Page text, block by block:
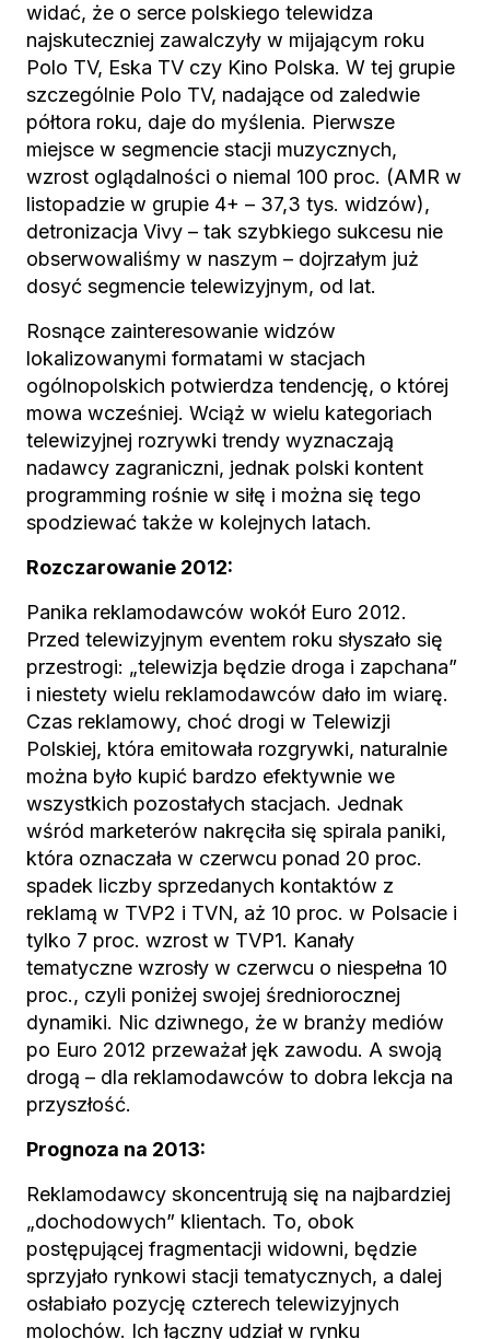
widać, że o serce polskiego telewidza
najskuteczniej zawalczyły w mijającym roku
Polo TV, Eska TV czy Kino Polska. W tej grupie
szczególnie Polo TV, nadające od zaledwie
półtora roku, daje do myślenia. Pierwsze
miejsce w segmencie stacji muzycznych,
wzrost oglądalności o niemal 100 proc. (AMR w
listopadzie w grupie 4+ – 37,3 tys. widzów),
detronizacja Vivy – tak szybkiego sukcesu nie
obserwowaliśmy w naszym – dojrzałym już
dosyć segmencie telewizyjnym, od lat.
Rosnące zainteresowanie widzów
lokalizowanymi formatami w stacjach
ogólnopolskich potwierdza tendencję, o której
mowa wcześniej. Wciąż w wielu kategoriach
telewizyjnej rozrywki trendy wyznaczają
nadawcy zagraniczni, jednak polski kontent
programming rośnie w siłę i można się tego
spodziewać także w kolejnych latach.
Rozczarowanie 2012:
Panika reklamodawców wokół Euro 2012.
Przed telewizyjnym eventem roku słyszało się
przestrogi: „telewizja będzie droga i zapchana”
i niestety wielu reklamodawców dało im wiarę.
Czas reklamowy, choć drogi w Telewizji
Polskiej, która emitowała rozgrywki, naturalnie
można było kupić bardzo efektywnie we
wszystkich pozostałych stacjach. Jednak
wśród marketerów nakręciła się spirala paniki,
która oznaczała w czerwcu ponad 20 proc.
spadek liczby sprzedanych kontaktów z
reklamą w TVP2 i TVN, aż 10 proc. w Polsacie i
tylko 7 proc. wzrost w TVP1. Kanały
tematyczne wzrosły w czerwcu o niespełna 10
proc., czyli poniżej swojej średniorocznej
dynamiki. Nic dziwnego, że w branży mediów
po Euro 2012 przeważał jęk zawodu. A swoją
drogą – dla reklamodawców to dobra lekcja na
przyszłość.
Prognoza na 2013:
Reklamodawcy skoncentrują się na najbardziej
„dochodowych” klientach. To, obok
postępującej fragmentacji widowni, będzie
sprzyjało rynkowi stacji tematycznych, a dalej
osłabiało pozycję czterech telewizyjnych
molochów. Ich łączny udział w rynku